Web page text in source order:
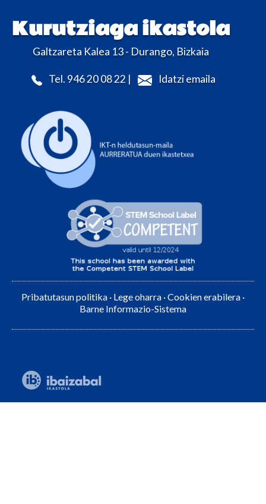
Kurutziaga ikastola
Galtzareta Kalea 13 - Durango, Bizkaia
Tel. 946 20 08 22 | Idatzi emaila
Pribatutasun politika · Lege oharra ·Cookien erabilera ·
Barne Informazio-Sistema